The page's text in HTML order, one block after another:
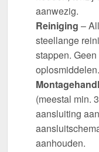
aanwezig.
Reiniging –
steellange
stappen.
oplosmiddelen.
(meestal min.
aansluiting
aanhouden.